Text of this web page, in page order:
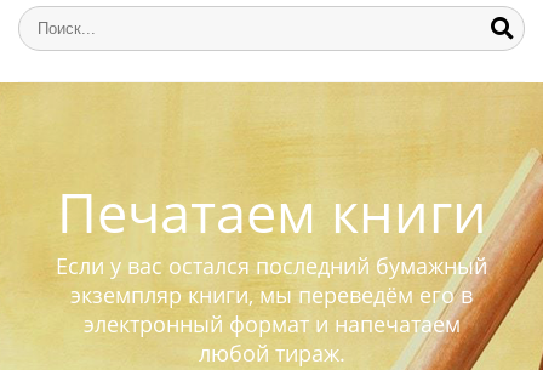
Печатаем книги
Если у вас остался последний бумажный
экземпляр книги, мы переведём его в
электронный формат и напечатаем
любой тираж.